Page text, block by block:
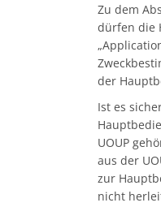
Zu dem
dürfen die
der
Ist es
UOUP
aus der
zur
nicht